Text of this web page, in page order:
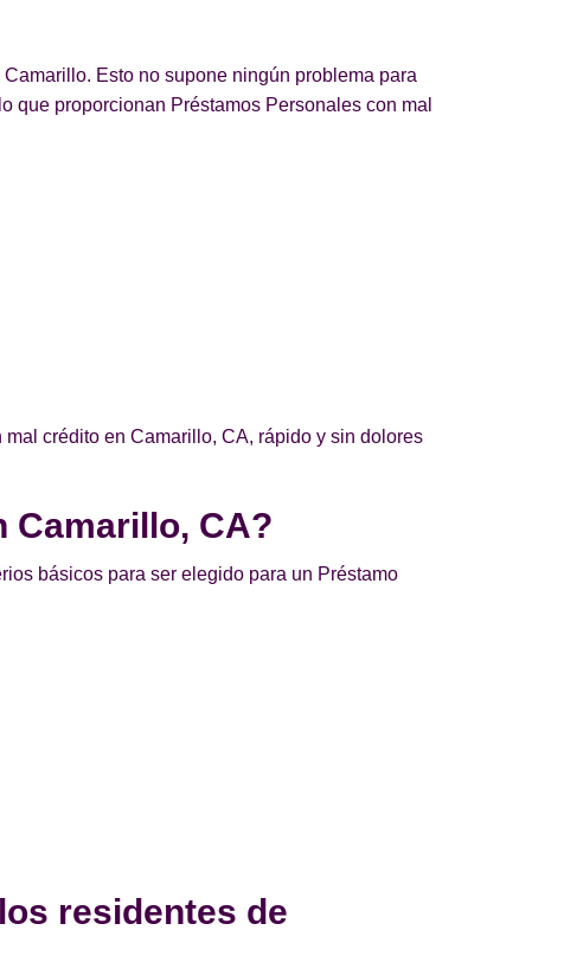
Esto no supone ningún problema para
que proporcionan Préstamos Personales con mal
crédito en Camarillo, CA, rápido y sin dolores
Camarillo, CA?
básicos para ser elegido para un Préstamo
residentes de